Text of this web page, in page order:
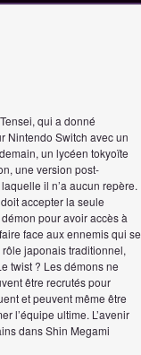
qui a donné
Nintendo Switch avec un
un lycéen tokyoïte
une version post-
il n’a aucun repère.
accepter la seule
pour avoir accès à
face aux ennemis qui se
japonais traditionnel,
twist ? Les démons ne
être recrutés pour
et peuvent même être
l’équipe ultime. L’avenir
dans Shin Megami